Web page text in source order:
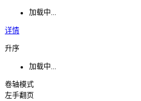
加载中...
详情
升序
加载中...
卷轴模式
左手翻页